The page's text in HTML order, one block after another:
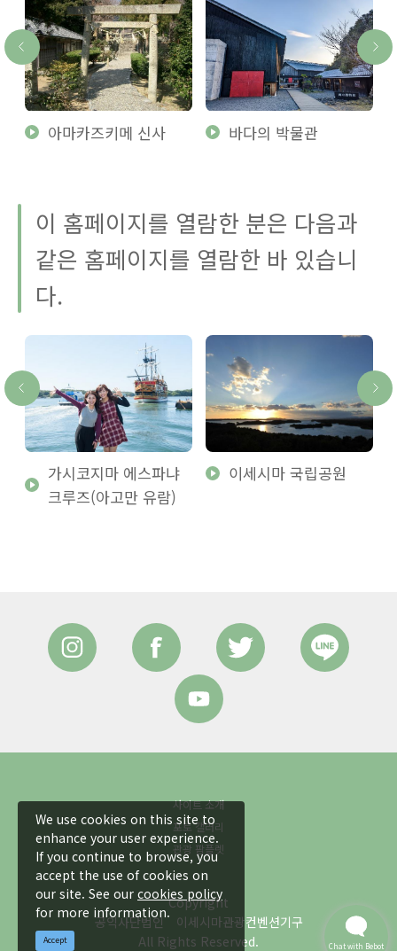
아마카즈키메 신사 바다의 박물관
이 홈페이지를 열람한 분은 다음과
같은 홈페이지를 열람한 바 있습니
다.
가시코지마 에스파냐
크루즈(아고만 유람)
이세시마 국립공원
사이트 소개
포토 갤러리
관광 팜플렛
Copyright
공익사단법인 이세시마관광컨벤션기구
All Rights Reserved.
We use cookies on this site to
enhance your user experience.
If you continue to browse, you
accept the use of cookies on
our site. See our cookies policy
for more information.
Accept
Chat with Bebot